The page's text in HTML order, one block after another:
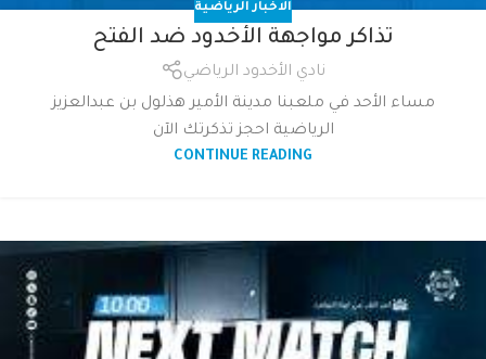
الاخبار الرياضية
تذاكر مواجهة الأخدود ضد الفتح
نادي الأخدود الرياضي
مساء الأحد في ملعبنا مدينة الأمير هذلول بن عبدالعزيز
الرياضية احجز تذكرتك الآن
CONTINUE READING